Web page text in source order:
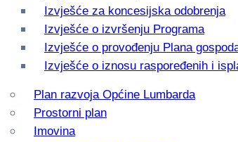
Izvješće za koncesijska odobrenja
Izvješće o izvršenju Programa
Izvješće o provođenju Plana
Izvješće o iznosu raspoređenih i
Plan razvoja Općine Lumbarda
Prostorni plan
Imovina